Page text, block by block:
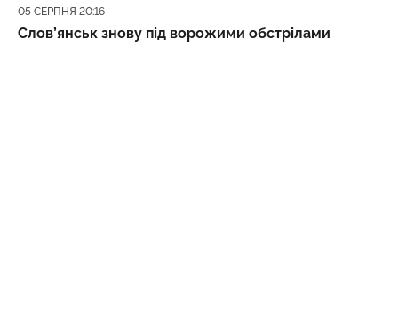
Дата публікації
05 СЕРПНЯ 20:16
Слов’янськ знову під ворожими обстрілами